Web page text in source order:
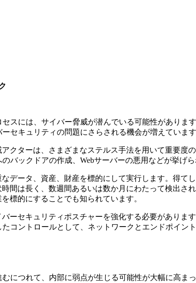
スには、サイバー脅威が潜んでいる可能性がありま
セキュリティの問題にさらされる機会が増えています
クターは、さまざまなステルス手法を用いて重要度
バックドアの作成、Webサーバーの悪用などが挙げら
データ、資産、財産を標的にして実行します。得て
間は長く、数週間あるいは数か月にわたって検出さ
標的にすることでも知られています。
ーセキュリティポスチャーを強化する必要がありま
コントロールとして、ネットワークとエンドポイン
につれて、内部に弱点が生じる可能性が大幅に高ま